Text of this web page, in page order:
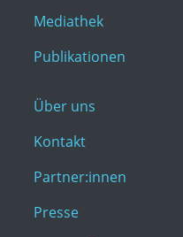
Mediathek
Publikationen
Über uns
Kontakt
Partner:innen
Presse